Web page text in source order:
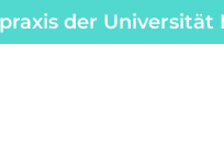
der Universität